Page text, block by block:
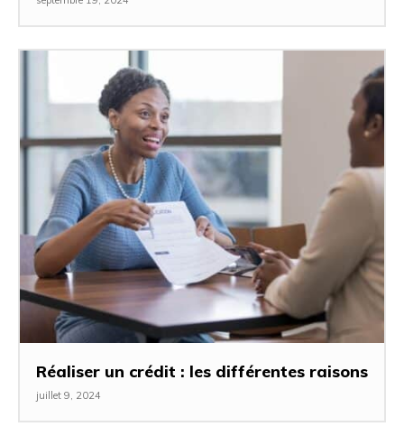
Réaliser un crédit : les différentes raisons
juillet 9, 2024